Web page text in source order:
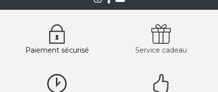
Paiement sécurisé Service cadeau